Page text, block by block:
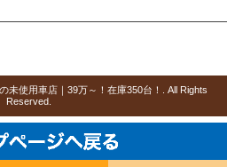
未使用車店｜39万～！在庫350台！
. All Rights
Reserved.